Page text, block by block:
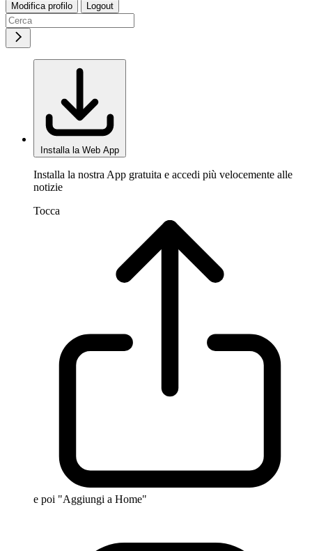
Modifica profilo Logout
Installa la Web App
Installa la nostra App gratuita e accedi più velocemente alle
notizie
Tocca
e poi "Aggiungi a Home"